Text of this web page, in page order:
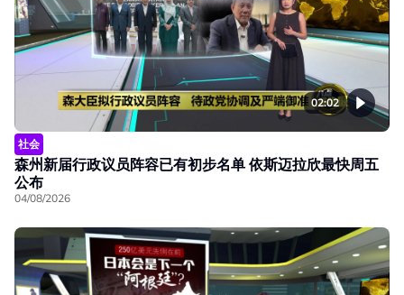
02:02
社会
森州新届行政议员阵容已有初步名单 依斯迈拉欣最快周五
公布
04/08/2026